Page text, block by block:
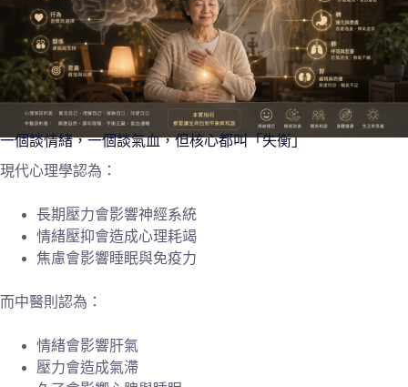
一個談情緒，一個談氣血，但核心都叫「失衡」
現代心理學認為：
長期壓力會影響神經系統
情緒壓抑會造成心理耗竭
焦慮會影響睡眠與免疫力
而中醫則認為：
情緒會影響肝氣
壓力會造成氣滯